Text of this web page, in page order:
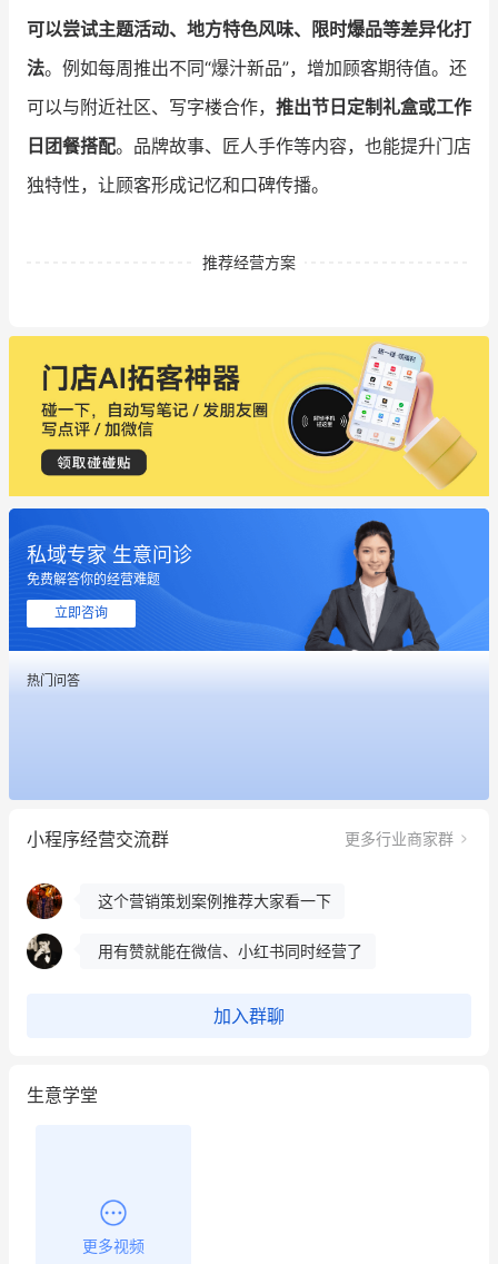
可以尝试主题活动、地方特色风味、限时爆品等差异化打
法。例如每周推出不同“爆汁新品”，增加顾客期待值。还
可以与附近社区、写字楼合作， 推出节日定制礼盒或工作
日团餐搭配。品牌故事、匠人手作等内容，也能提升门店
独特性，让顾客形成记忆和口碑传播。
推荐经营方案
私域专家 生意问诊
免费解答你的经营难题
立即咨询
热门问答
小程序经营交流群 更多行业商家群
这个营销策划案例推荐大家看一下
昨晚的直播课程太好啦❤️
冰墩墩货源充足需要的联系我
这个营销策划案例推荐大家看一下
用有赞就能在微信、小红书同时经营了
加入群聊
生意学堂
更多视频